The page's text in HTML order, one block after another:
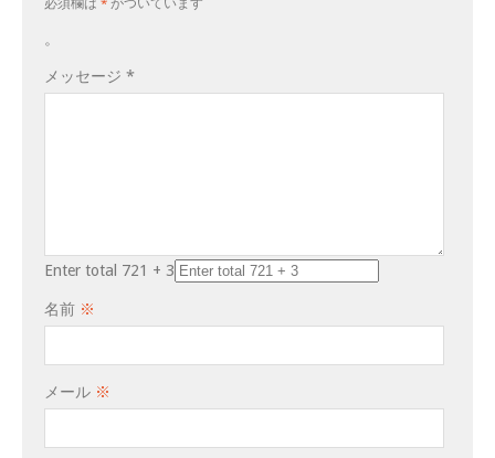
必須欄は * がついています
。
メッセージ *
Enter total 721 + 3
名前 ※
メール ※